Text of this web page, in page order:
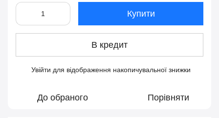
Купити
В кредит
Увійти для відображення накопичувальної знижки
До обраного Порівняти